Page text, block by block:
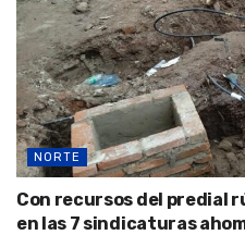
NORTE
Con recursos del predial
en las 7 sindicaturas